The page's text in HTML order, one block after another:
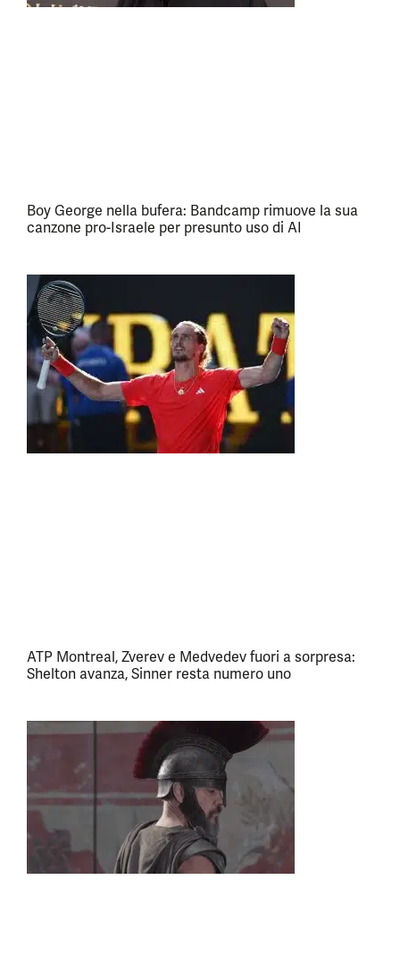
Boy George nella bufera: Bandcamp rimuove la sua
canzone pro-Israele per presunto uso di AI
ATP Montreal, Zverev e Medvedev fuori a sorpresa:
Shelton avanza, Sinner resta numero uno